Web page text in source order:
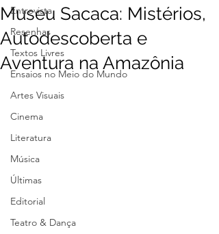
Entrevista
Resenhas
Textos Livres
Ensaios no Meio do Mundo
Artes Visuais
Cinema
Literatura
Música
Últimas
Editorial
Teatro & Dança
Museu Sacaca: Mistérios,
Autodescoberta e
Aventura na Amazônia